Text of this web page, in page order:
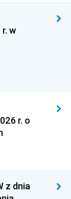
w
r. o
z dnia